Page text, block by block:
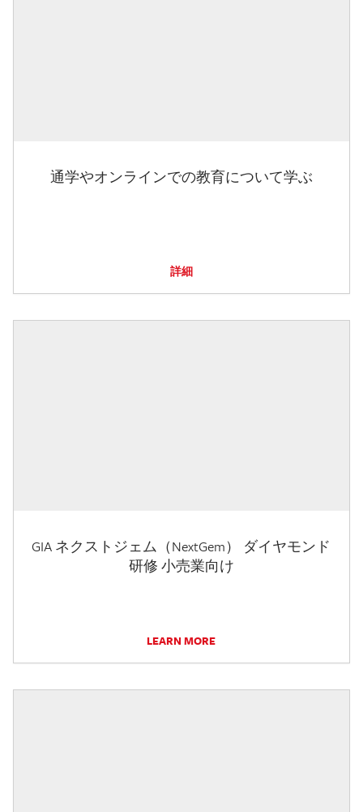
通学やオンラインでの教育について学ぶ
詳細
GIA ネクストジェム（NextGem） ダイヤモンド
研修 小売業向け
LEARN MORE